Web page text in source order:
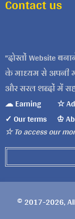
Contact us
दोस्तों Website
के माध्यम से अपनी
और सरल शब्दों में
☁ Earning
☆
✓ Our terms
♔
☆ To access our
© 2017-2026,